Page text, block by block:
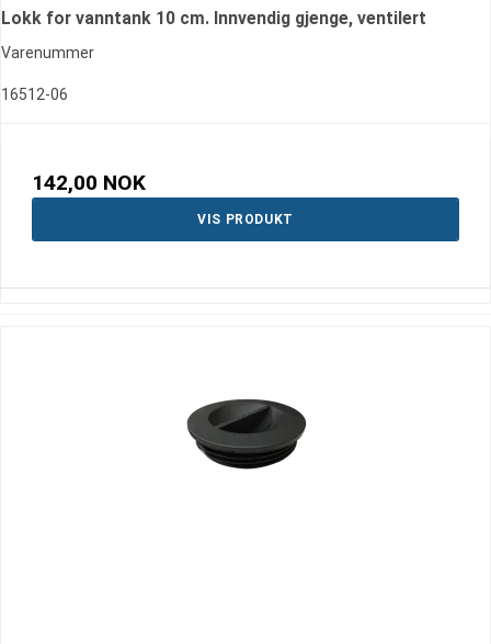
Lokk for vanntank 10 cm. Innvendig gjenge, ventilert
Varenummer
16512-06
142,00 NOK
VIS PRODUKT